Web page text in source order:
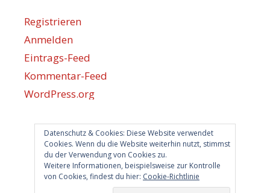
Datenschutz & Cookies: Diese Website verwendet
Cookies. Wenn du die Website weiterhin nutzt, stimmst
du der Verwendung von Cookies zu.
Weitere Informationen, beispielsweise zur Kontrolle
von Cookies, findest du hier: Cookie-Richtlinie
Registrieren
Anmelden
Eintrags-Feed
Kommentar-Feed
WordPress.org
Berlin hilft
info@berlin-hilft.com